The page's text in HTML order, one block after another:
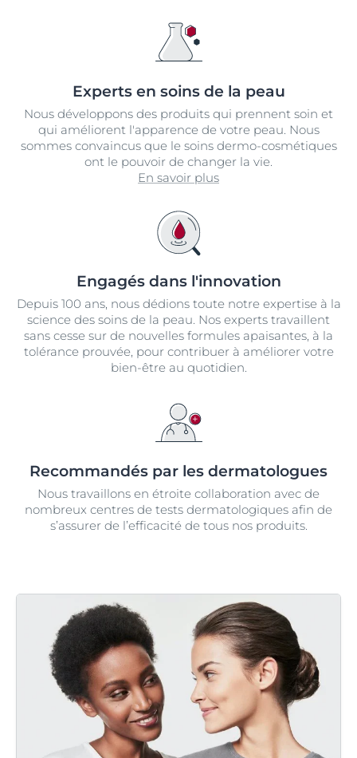
Experts en soins de la peau
Nous développons des produits qui prennent soin et
qui améliorent l'apparence de votre peau. Nous
sommes convaincus que le soins dermo-cosmétiques
ont le pouvoir de changer la vie.
En savoir plus
Engagés dans l'innovation
Depuis 100 ans, nous dédions toute notre expertise à la
science des soins de la peau. Nos experts travaillent
sans cesse sur de nouvelles formules apaisantes, à la
tolérance prouvée, pour contribuer à améliorer votre
bien-être au quotidien.
Recommandés par les dermatologues
Nous travaillons en étroite collaboration avec de
nombreux centres de tests dermatologiques afin de
s’assurer de l’efficacité de tous nos produits.